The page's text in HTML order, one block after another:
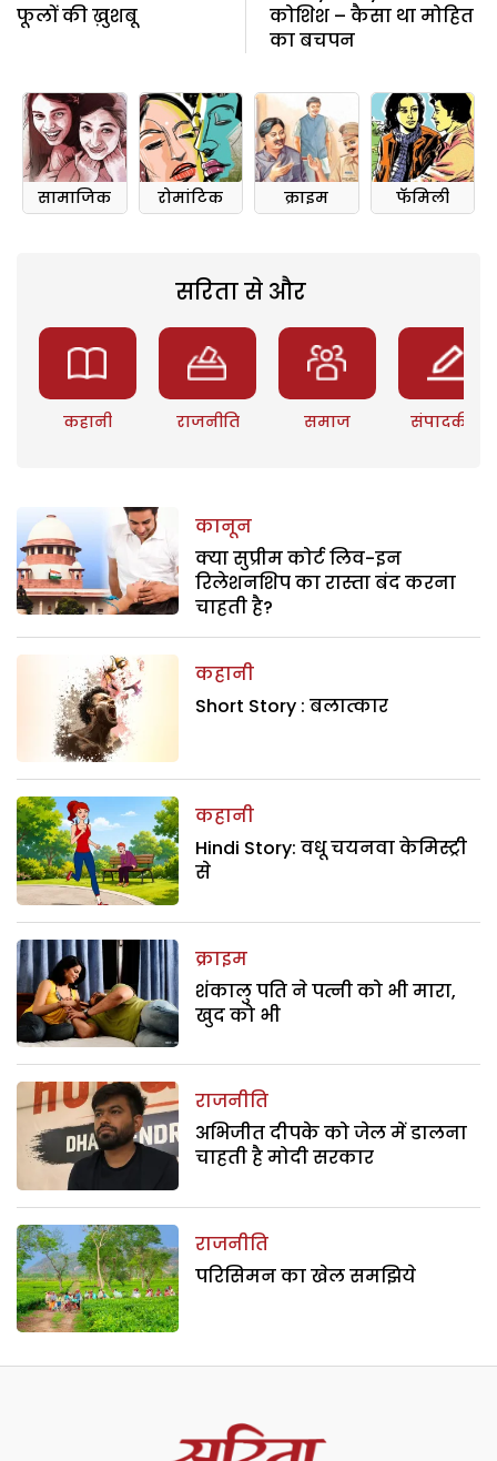
फूलों की ख़ुशबू
कोशिश – कैसा था मोहित
का बचपन
सामाजिक रोमांटिक क्राइम फॅमिली
सरिता से और
कहानी राजनीति समाज संपादकीय
कानून
क्या सुप्रीम कोर्ट लिव-इन
रिलेशनशिप का रास्ता बंद करना
चाहती है?
कहानी
Short Story : बलात्कार
कहानी
Hindi Story: वधू चयनवा केमिस्ट्री
से
क्राइम
शंकालु पति ने पत्नी को भी मारा,
खुद को भी
राजनीति
अभिजीत दीपके को जेल में डालना
चाहती है मोदी सरकार
राजनीति
परिसिमन का खेल समझिये